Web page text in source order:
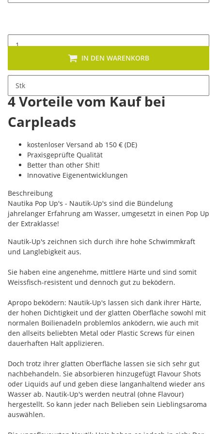
Stk
IN DEN WARENKORB
4 Vorteile vom Kauf bei
Carpleads
kostenloser Versand ab 150 € (DE)
Praxisgeprüfte Qualität
Better than other Shit!
Innovative Eigenentwicklungen
Beschreibung
Nautika Pop Up's - Nautik-Up's sind die Bündelung
jahrelanger Erfahrung am Wasser, umgesetzt in einen Pop Up
der Extraklasse!
Nautik-Up's zeichnen sich durch ihre hohe Schwimmkraft
und Langlebigkeit aus.
Sie haben eine angenehme, mittlere Härte und sind somit
Weissfisch-resistent und dennoch gut zu beködern.
Apropo beködern: Nautik-Up's lassen sich dank ihrer Härte,
der hohen Dichtigkeit und der glatten Oberfläche sowohl mit
normalen Boilienadeln problemlos anködern, wie auch mit
den allseits beliebten Metal oder Plastic Screws für einen
dauerhaften Halt applizieren.
Doch trotz ihrer glatten Oberfläche lassen sie sich sehr gut
nachbehandeln. Sie absorbieren hinzugefügt Flavour Shots
oder Liquids auf und geben diese langanhaltend wieder ans
Wasser ab. Nautik-Up's werden neutral (ohne Flavour)
hergestellt. So kann jeder nach Belieben sein Lieblingsaroma
auswählen.